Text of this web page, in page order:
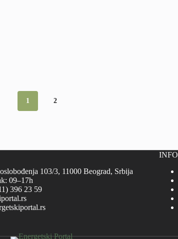
1 2
103/3, 11000 Beograd, Srbija
09–17h
396 23 59
INFO